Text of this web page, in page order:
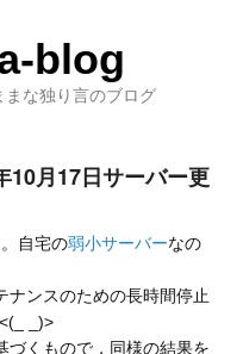
blog
まな独り言のブログ
10月17日サーバー更
自宅の弱小サーバーなの
ナンスのための長時間停止
_)>
づくもので，同様の結果を